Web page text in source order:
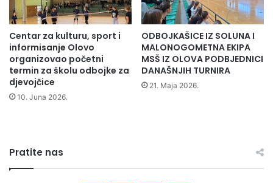
Centar za kulturu, sport i
informisanje Olovo
organizovao početni
termin za školu odbojke za
djevojčice
10. Juna 2026.
ODBOJKAŠICE IZ SOLUNA I
MALONOGOMETNA EKIPA
MSŠ IZ OLOVA PODBJEDNICI
DANAŠNJIH TURNIRA
21. Maja 2026.
Pratite nas